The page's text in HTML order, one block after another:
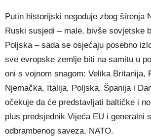
Putin historijski negoduje zbog širenja
Ruski susjedi – male, bivše sovjetske
Poljska – sada se osjećaju posebno
sve evropske zemlje biti na samitu u
oni s vojnom snagom: Velika Britanija,
Njemačka, Italija, Poljska, Španija i
očekuje da će predstavljati baltičke i
plus predsjednik Vijeća EU i generalni
odbrambenog saveza, NATO.